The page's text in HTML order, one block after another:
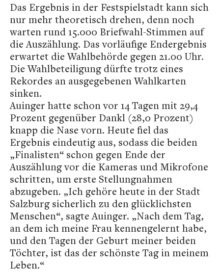
Das Ergebnis in der Festspielstadt kann sich
nur mehr theoretisch drehen, denn noch
warten rund 15.000 Briefwahl-Stimmen auf
die Auszählung. Das vorläufige Endergebnis
erwartet die Wahlbehörde gegen 21.00 Uhr.
Die Wahlbeteiligung dürfte trotz eines
Rekordes an ausgegebenen Wahlkarten
sinken.
Auinger hatte schon vor 14 Tagen mit 29,4
Prozent gegenüber Dankl (28,0 Prozent)
knapp die Nase vorn. Heute fiel das
Ergebnis eindeutig aus, sodass die beiden
„Finalisten“ schon gegen Ende der
Auszählung vor die Kameras und Mikrofone
schritten, um erste Stellungnahmen
abzugeben. „Ich gehöre heute in der Stadt
Salzburg sicherlich zu den glücklichsten
Menschen“, sagte Auinger. „Nach dem Tag,
an dem ich meine Frau kennengelernt habe,
und den Tagen der Geburt meiner beiden
Töchter, ist das der schönste Tag in meinem
Leben.“